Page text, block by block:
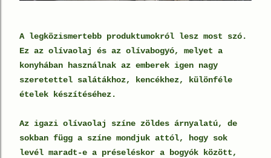
A legközismertebb produktumokról lesz most szó.
Ez az olívaolaj és az olívabogyó, melyet a
konyhában használnak az emberek igen nagy
szeretettel salátákhoz, kencékhez, különféle
ételek készítéséhez.
Az igazi olívaolaj színe zöldes árnyalatú, de
sokban függ a színe mondjuk attól, hogy sok
levél maradt-e a préseléskor a bogyók között,